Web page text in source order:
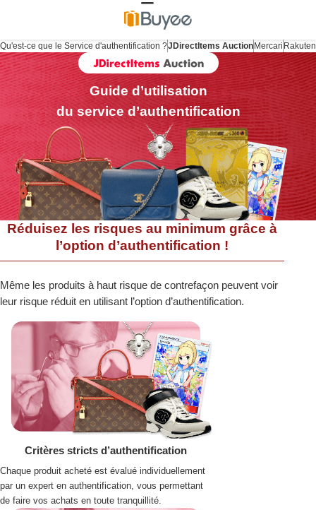
Qu'est-ce que le Service d'authentification ?JDirectItems Auction Mercari
Guide d’utilisation
du service d’authentification
Réduisez les risques au minimum grâce à
l’option d’authentification !
Même les produits à haut risque de contrefaçon peuvent voir
leur risque réduit en utilisant l’option d’authentification.
Critères stricts d’authentification
Chaque produit acheté est évalué individuellement
par un expert en authentification, vous permettant
de faire vos achats en toute tranquillité.